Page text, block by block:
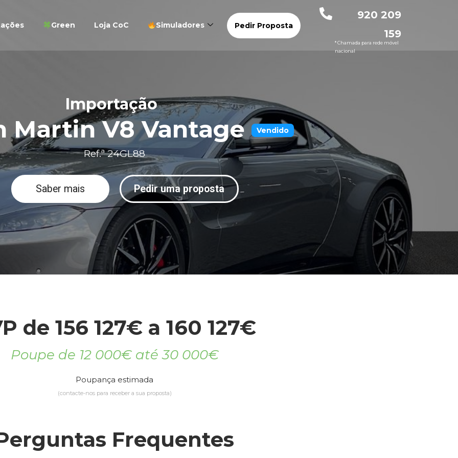
Green Loja CoC Simuladores Pedir Proposta
920 209
159
* Chamada para rede móvel
nacional
Importação
Martin V8 Vantage Vendido
Ref.ª 24GL88
Saber mais Pedir uma proposta
de 156 127€ a 160 127€
Poupe de 12 000€ até 30 000€
Poupança estimada
(contacte-nos para receber a sua proposta)
Frequentes